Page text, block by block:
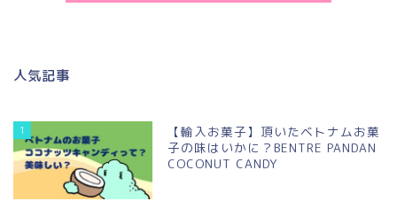
人気記事
1
【輸入お菓子】頂いたベトナムお菓
子の味はいかに？BENTRE PANDAN
COCONUT CANDY